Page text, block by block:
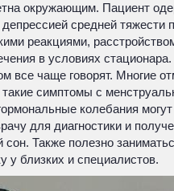
окружающим. Пациент
средней
реакциями,
в условиях стационара.
все чаще говорят. Многие
симптомы с
колебания
для диагностики и
Также полезно
у близких и специалистов.